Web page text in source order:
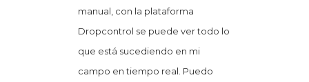
manual, con la plataforma
Dropcontrol se puede ver todo lo
que está sucediendo en mi
campo en tiempo real. Puedo